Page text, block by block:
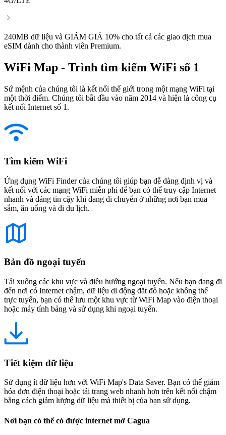
240MB dữ liệu và GIẢM GIÁ 10% cho tất cả các giao dịch mua
eSIM dành cho thành viên Premium.
WiFi Map - Trình tìm kiếm WiFi số 1
Sứ mệnh của chúng tôi là kết nối thế giới trong một mạng WiFi tại
một thời điểm. Chúng tôi bắt đầu vào năm 2014 và hiện là công cụ
kết nối Internet số 1.
Tìm kiếm WiFi
Ứng dụng WiFi Finder của chúng tôi giúp bạn dễ dàng định vị và
kết nối với các mạng WiFi miễn phí để bạn có thể truy cập Internet
nhanh và đáng tin cậy khi đang di chuyển ở những nơi bạn mua
sắm, ăn uống và đi du lịch.
Bản đồ ngoại tuyến
Tải xuống các khu vực và điều hướng ngoại tuyến. Nếu bạn đang đi
đến nơi có Internet chậm, dữ liệu di động đắt đỏ hoặc không thể
trực tuyến, bạn có thể lưu một khu vực từ WiFi Map vào điện thoại
hoặc máy tính bảng và sử dụng khi ngoại tuyến.
Tiết kiệm dữ liệu
Sử dụng ít dữ liệu hơn với WiFi Map's Data Saver. Bạn có thể giảm
hóa đơn điện thoại hoặc tải trang web nhanh hơn trên kết nối chậm
bằng cách giảm lượng dữ liệu mà thiết bị của bạn sử dụng.
Nơi bạn có thể có được internet mở Cagua